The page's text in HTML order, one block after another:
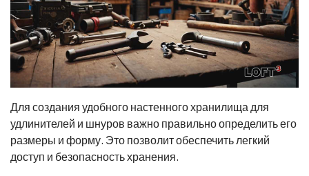
Для создания удобного настенного хранилища для
удлинителей и шнуров важно правильно определить его
размеры и форму. Это позволит обеспечить легкий
доступ и безопасность хранения.